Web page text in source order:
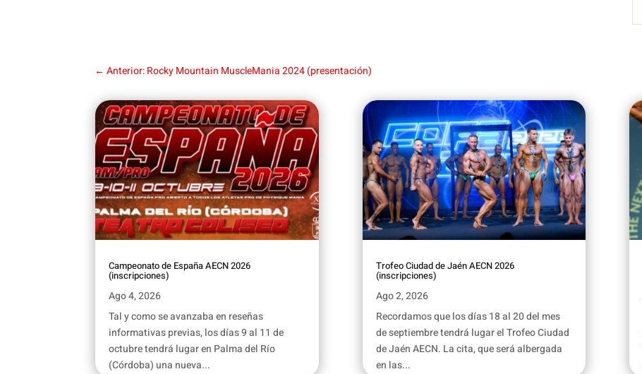
←Anterior: Rocky Mountain MuscleMania 2024 (presentación)
Campeonato de España AECN 2026
(inscripciones)
Ago 4, 2026
Tal y como se avanzaba en reseñas
informativas previas, los días 9 al 11 de
octubre tendrá lugar en Palma del Río
(Córdoba) una nueva...
Trofeo Ciudad de Jaén AECN 2026
(inscripciones)
Ago 2, 2026
Recordamos que los días 18 al 20 del mes
de septiembre tendrá lugar el Trofeo Ciudad
de Jaén AECN. La cita, que será albergada
en las...